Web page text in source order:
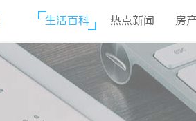
生活百科 热点新闻 房